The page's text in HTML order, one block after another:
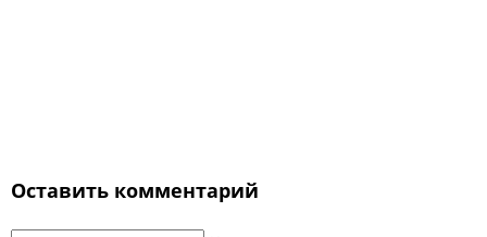
Оставить комментарий